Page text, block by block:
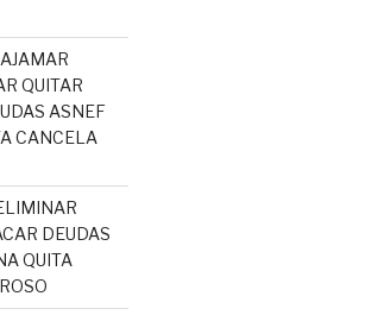
QUITAR
ASNEF
CANCELA
DEUDAS
QUITA